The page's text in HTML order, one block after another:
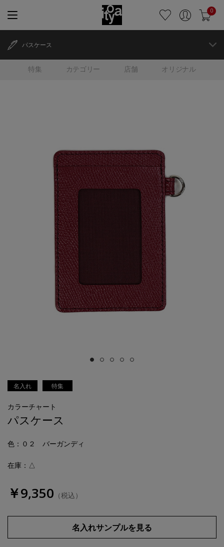
0
特集 カテゴリー 店舗 オリジナル
パスケース
名入れ 特集
カラーチャート
パスケース
色 ：０２ バーガンディ
在庫：△
￥9,350 （税込）
名入れサンプルを見る